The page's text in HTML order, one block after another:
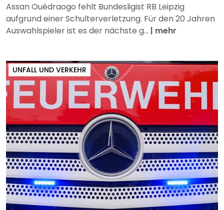
Assan Ouédraogo fehlt Bundesligist RB Leipzig
aufgrund einer Schulterverletzung. Für den 20 Jahren
Auswahlspieler ist es der nächste g... | mehr
UNFALL UND VERKEHR